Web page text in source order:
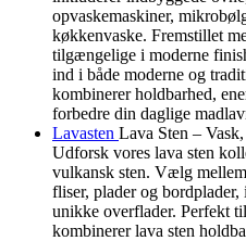
opvaskemaskiner,
køkkenvaske. Fremstillet
tilgængelige i moderne
ind i både moderne og
kombinerer holdbarhed,
forbedre din daglige
Lavasten Lava Sten –
Udforsk vores lava sten
vulkansk sten. Vælg
fliser, plader og
unikke overflader. Perfekt
kombinerer lava sten